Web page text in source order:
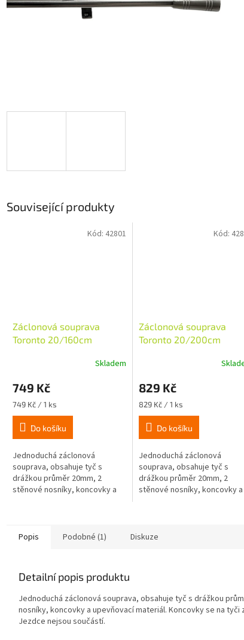
Související produkty
Záclonová souprava
Toronto 20/160cm
Skladem
749 Kč
Měrná
cena:
749 Kč / 1 ks
Do košíku
Jednoduchá záclonová
souprava, obsahuje tyč s
drážkou průměr 20mm, 2
stěnové nosníky, koncovky a
Kód: 42801
Záclonová souprava
Toronto 20/200cm
829 Kč
Měrná
cena:
829 Kč / 1 ks
Do košíku
Jednoduchá záclonová
souprava, obsahuje tyč s
drážkou průměr 20mm, 2
stěnové nosníky, koncovky a
Kód:
Popis Podobné (1) Diskuze
Detailní popis produktu
Jednoduchá záclonová souprava, obsahuje tyč s drážkou
nosníky, koncovky a upevňovací materiál. Koncovky se na
Jezdce nejsou součástí.